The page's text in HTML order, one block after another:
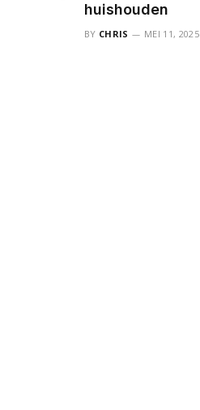
huishouden
BY CHRIS MEI 11, 2025